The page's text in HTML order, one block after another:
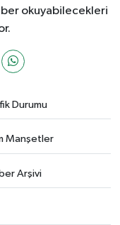
okuyabilecekleri
Durumu
Manşetler
Arşivi